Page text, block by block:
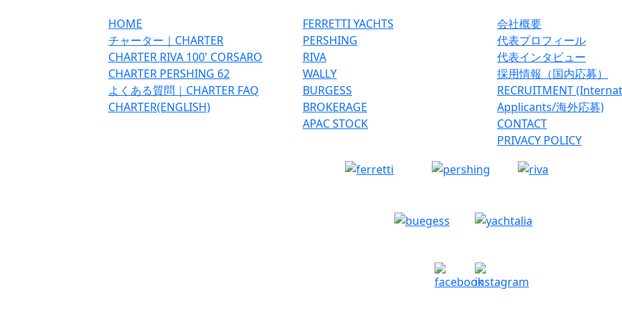
HOME
チャーター｜CHARTER
CHARTER RIVA 100' CORSARO
CHARTER PERSHING 62
よくある質問｜CHARTER FAQ
CHARTER(ENGLISH)
FERRETTI YACHTS
PERSHING
RIVA
WALLY
BURGESS
BROKERAGE
APAC STOCK
会社概要
代表プロフィール
代表インタビュー
採用情報（国内応募）
RECRUITMENT
Applicants/海外応募)
CONTACT
PRIVACY POLICY